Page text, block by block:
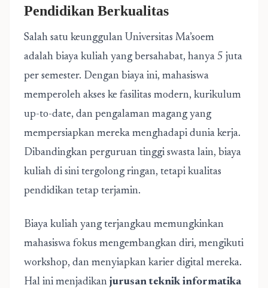
Pendidikan Berkualitas
Salah satu keunggulan Universitas Ma’soem
adalah biaya kuliah yang bersahabat, hanya 5 juta
per semester. Dengan biaya ini, mahasiswa
memperoleh akses ke fasilitas modern, kurikulum
up-to-date, dan pengalaman magang yang
mempersiapkan mereka menghadapi dunia kerja.
Dibandingkan perguruan tinggi swasta lain, biaya
kuliah di sini tergolong ringan, tetapi kualitas
pendidikan tetap terjamin.
Biaya kuliah yang terjangkau memungkinkan
mahasiswa fokus mengembangkan diri, mengikuti
workshop, dan menyiapkan karier digital mereka.
Hal ini menjadikan jurusan teknik informatika